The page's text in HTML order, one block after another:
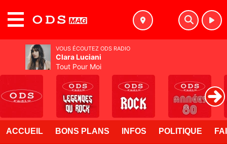
ACCUEIL BONS PLANS INFOS POLITIQUE
VOUS ÉCOUTEZ ODS RADIO
Clara Luciani
Tout Pour Moi